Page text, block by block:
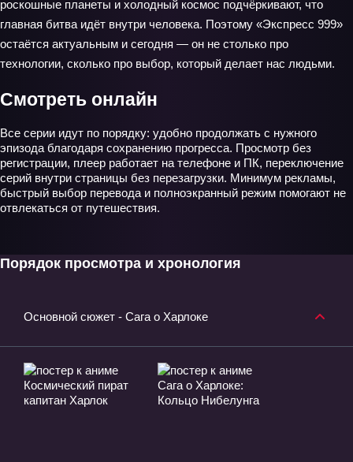
роскошные планеты и холодный космос подчёркивают, что
главная битва идёт внутри человека. Поэтому «Экспресс 999»
остаётся актуальным и сегодня — он не столько про
технологии, сколько про выбор, который делает нас людьми.
Смотреть онлайн
Все серии идут по порядку: удобно продолжать с нужного
эпизода благодаря сохранению прогресса. Просмотр без
регистрации, плеер работает на телефоне и ПК, переключение
серий внутри страницы без перезагрузки. Минимум рекламы,
быстрый выбор перевода и полноэкранный режим помогают не
отвлекаться от путешествия.
Порядок просмотра и хронология
Основной сюжет - Сага о Харлоке